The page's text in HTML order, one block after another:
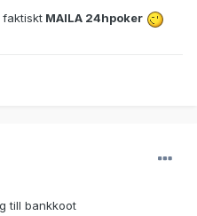
faktiskt MAILA 24hpoker
till bankkoot